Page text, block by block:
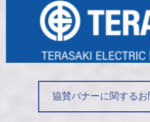
協賛バナーに関する